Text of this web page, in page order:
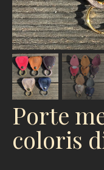
Porte
coloris